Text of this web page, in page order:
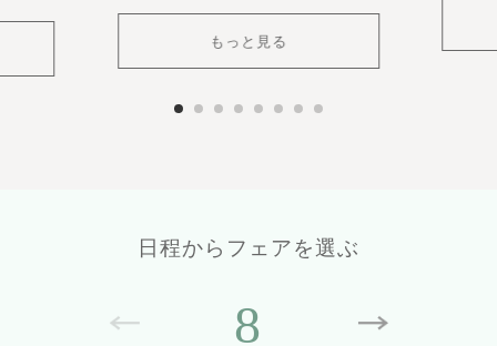
もっと見る
日程からフェアを選ぶ
8